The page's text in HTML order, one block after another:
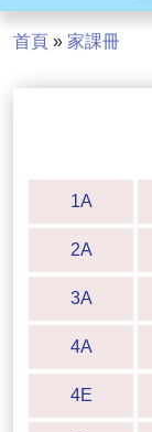
首頁 » 家課冊
1A
2A
3A
4A
4E